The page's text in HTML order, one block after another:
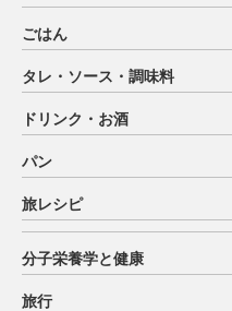
ごはん
タレ・ソース・調味料
ドリンク・お酒
パン
旅レシピ
分子栄養学と健康
旅行